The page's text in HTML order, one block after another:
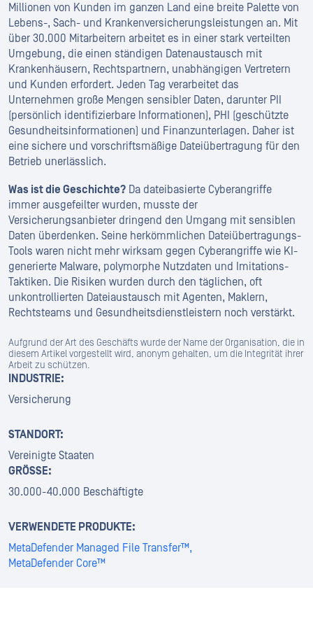
Millionen von Kunden im ganzen Land eine breite Palette von
Lebens-, Sach- und Krankenversicherungsleistungen an. Mit
über 30.000 Mitarbeitern arbeitet es in einer stark verteilten
Umgebung, die einen ständigen Datenaustausch mit
Krankenhäusern, Rechtspartnern, unabhängigen Vertretern
und Kunden erfordert. Jeden Tag verarbeitet das
Unternehmen große Mengen sensibler Daten, darunter PII
(persönlich identifizierbare Informationen), PHI (geschützte
Gesundheitsinformationen) und Finanzunterlagen. Daher ist
eine sichere und vorschriftsmäßige Dateiübertragung für den
Betrieb unerlässlich.
Was ist die Geschichte? Da dateibasierte Cyberangriffe
immer ausgefeilter wurden, musste der
Versicherungsanbieter dringend den Umgang mit sensiblen
Daten überdenken. Seine herkömmlichen Dateiübertragungs-
Tools waren nicht mehr wirksam gegen Cyberangriffe wie KI-
generierte Malware, polymorphe Nutzdaten und Imitations-
Taktiken. Die Risiken wurden durch den täglichen, oft
unkontrollierten Dateiaustausch mit Agenten, Maklern,
Rechtsteams und Gesundheitsdienstleistern noch verstärkt.
Aufgrund der Art des Geschäfts wurde der Name der Organisation, die in
diesem Artikel vorgestellt wird, anonym gehalten, um die Integrität ihrer
Arbeit zu schützen.
INDUSTRIE:
Versicherung
STANDORT:
Vereinigte Staaten
GRÖSSE:
30.000-40.000 Beschäftigte
VERWENDETE PRODUKTE:
MetaDefender Managed File Transfer™,
MetaDefender Core™